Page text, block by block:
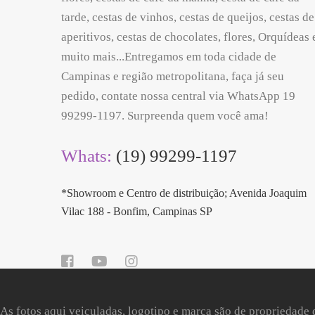
tarde, cestas de vinhos, cestas de queijos, cestas de
aperitivos, cestas de chocolates, flores, Orquídeas
muito mais...Entregamos em toda cidade de
Campinas e região metropolitana, faça já seu
pedido, contate nossa central via WhatsApp 19
99299-1197. Surpreenda quem você ama!
Whats: (19) 99299-1197
*Showroom e Centro de distribuição; Avenida Joaquim
Vilac 188 - Bonfim, Campinas SP
As fotos aqui veiculadas, logotipo e marca são de propriedade